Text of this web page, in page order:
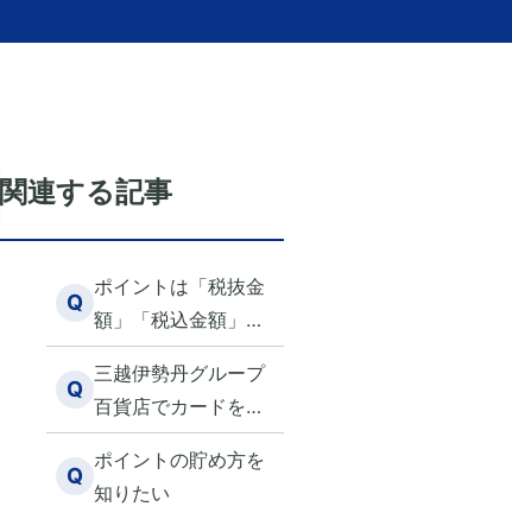
関連する記事
Q
ポイントは「税抜金
額」「税込金額」ど
ちらに対して付与さ
れるか？
Q
三越伊勢丹グループ
百貨店でカードを利
用した場合のエムア
イポイント付与につ
いて知りたい
Q
ポイントの貯め方を
知りたい